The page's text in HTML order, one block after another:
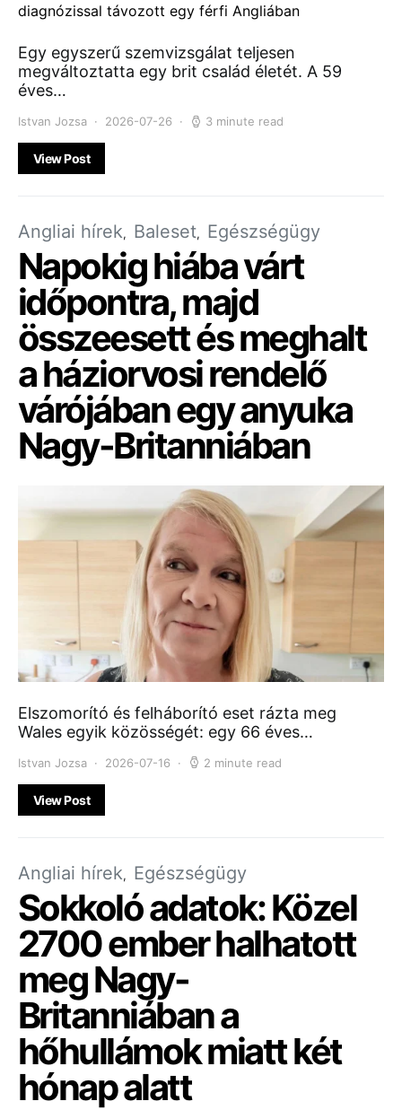
Egy egyszerű szemvizsgálat teljesen
megváltoztatta egy brit család életét. A 59
éves…
Istvan Jozsa 2026-07-26 3 minute read
View Post
Angliai hírek Baleset Egészségügy
Napokig hiába várt
időpontra, majd
összeesett és meghalt
a háziorvosi rendelő
várójában egy anyuka
Nagy-Britanniában
Elszomorító és felháborító eset rázta meg
Wales egyik közösségét: egy 66 éves…
Istvan Jozsa 2026-07-16 2 minute read
View Post
Angliai hírek Egészségügy
Sokkoló adatok: Közel
2700 ember halhatott
meg Nagy-
Britanniában a
hőhullámok miatt két
hónap alatt